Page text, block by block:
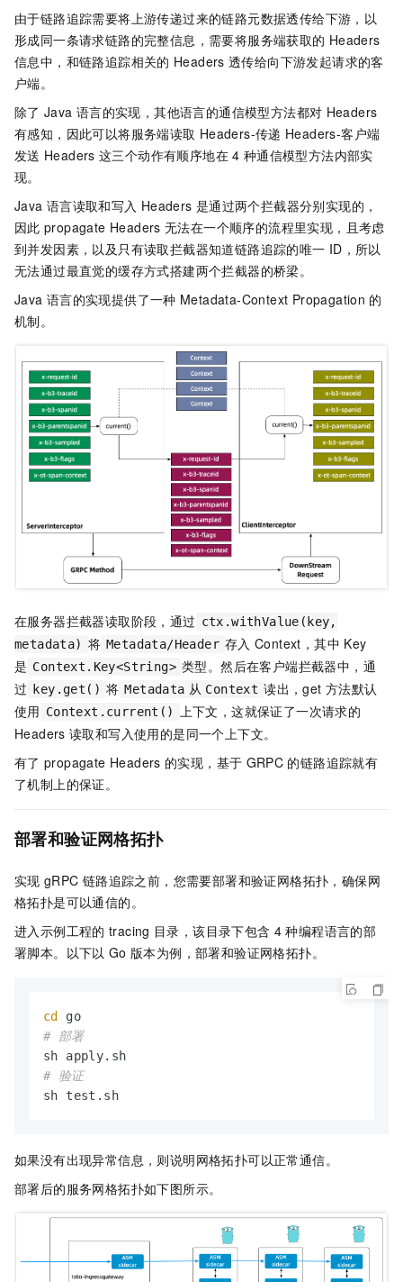
由于链路追踪需要将上游传递过来的链路元数据透传给下游，以
形成同一条请求链路的完整信息，需要将服务端获取的 Headers
信息中，和链路追踪相关的 Headers 透传给向下游发起请求的客
户端。
除了 Java 语言的实现，其他语言的通信模型方法都对 Headers
有感知，因此可以将服务端读取 Headers-传递 Headers-客户端
发送 Headers 这三个动作有顺序地在 4 种通信模型方法内部实
现。
Java 语言读取和写入 Headers 是通过两个拦截器分别实现的，
因此 propagate Headers 无法在一个顺序的流程里实现，且考虑
到并发因素，以及只有读取拦截器知道链路追踪的唯一 ID，所以
无法通过最直觉的缓存方式搭建两个拦截器的桥梁。
Java 语言的实现提供了一种 Metadata-Context Propagation 的
机制。
在服务器拦截器读取阶段，通过 ctx.withValue(key,
metadata) 将 Metadata/Header 存入 Context，其中 Key
是 Context.Key<String> 类型。然后在客户端拦截器中，通
过
key.get() 将 Metadata 从 Context 读出，get 方法默认
使用 Context.current()
上下文，这就保证了一次请求的
Headers 读取和写入使用的是同一个上下文。
有了 propagate Headers 的实现，基于 GRPC 的链路追踪就有
了机制上的保证。
部署和验证网格拓扑
实现 gRPC 链路追踪之前，您需要部署和验证网格拓扑，确保网
格拓扑是可以通信的。
进入示例工程的 tracing 目录，该目录下包含 4 种编程语言的部
署脚本。以下以 Go 版本为例，部署和验证网格拓扑。
cd
# 部署
# 验证
sh test.sh
如果没有出现异常信息，则说明网格拓扑可以正常通信。
部署后的服务网格拓扑如下图所示。